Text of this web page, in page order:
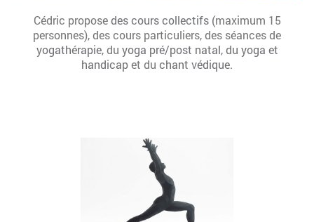
Cédric proposedes cours collectifs(maximum 15
personnes), des cours particuliers, des séances de
yogathérapie, du yoga pré/post natal,du yoga et
handicapet du chant védique.